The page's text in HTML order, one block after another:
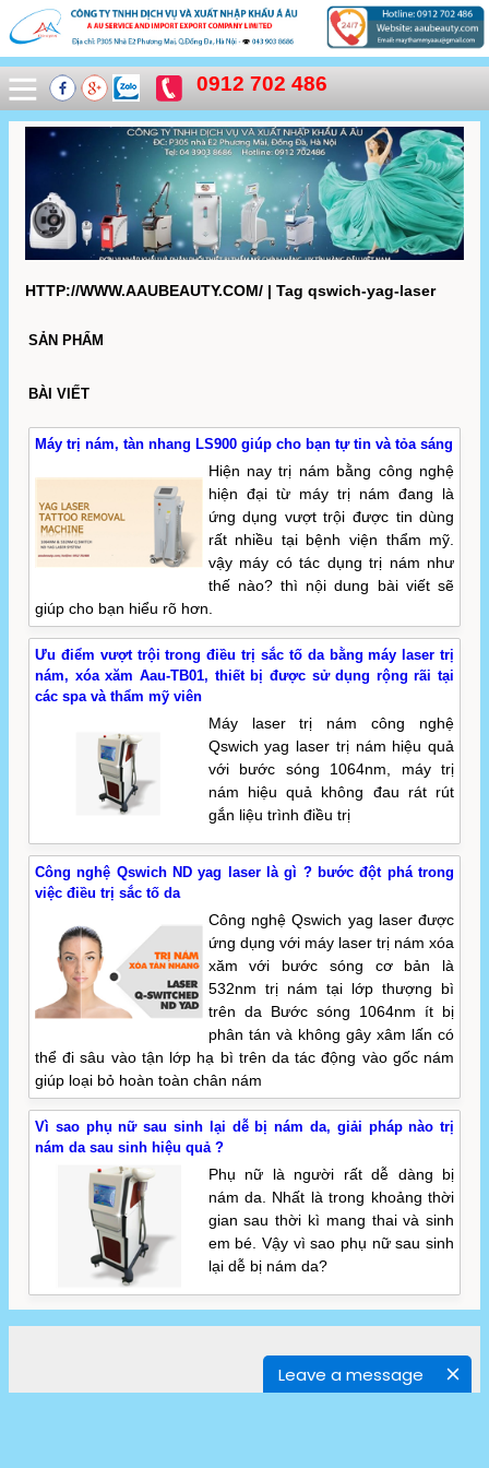
Leave a message
0912 702 486
HTTP://WWW.AAUBEAUTY.COM/ | Tag qswich-yag-laser
SẢN PHẨM
BÀI VIẾT
Máy trị nám, tàn nhang LS900 giúp cho bạn tự tin và tỏa sáng
Hiện nay trị nám bằng công nghệ
hiện đại từ máy trị nám đang là
ứng dụng vượt trội được tin dùng
rất nhiều tại bệnh viện thẩm mỹ.
vậy máy có tác dụng trị nám như
thế nào? thì nội dung bài viết sẽ
giúp cho bạn hiểu rõ hơn.
Ưu điểm vượt trội trong điều trị sắc tố da bằng máy laser trị
nám, xóa xăm Aau-TB01, thiết bị được sử dụng rộng rãi tại
các spa và thẩm mỹ viên
Máy laser trị nám công nghệ
Qswich yag laser trị nám hiệu quả
với bước sóng 1064nm, máy trị
nám hiệu quả không đau rát rút
gắn liệu trình điều trị
Công nghệ Qswich ND yag laser là gì ? bước đột phá trong
việc điều trị sắc tố da
Công nghệ Qswich yag laser được
ứng dụng với máy laser trị nám xóa
xăm với bước sóng cơ bản là
532nm trị nám tại lớp thượng bì
trên da Bước sóng 1064nm ít bị
phân tán và không gây xâm lấn có
thể đi sâu vào tận lớp hạ bì trên da tác động vào gốc nám
giúp loại bỏ hoàn toàn chân nám
Vì sao phụ nữ sau sinh lại dễ bị nám da, giải pháp nào trị
nám da sau sinh hiệu quả ?
Phụ nữ là người rất dễ dàng bị
nám da. Nhất là trong khoảng thời
gian sau thời kì mang thai và sinh
em bé. Vậy vì sao phụ nữ sau sinh
lại dễ bị nám da?